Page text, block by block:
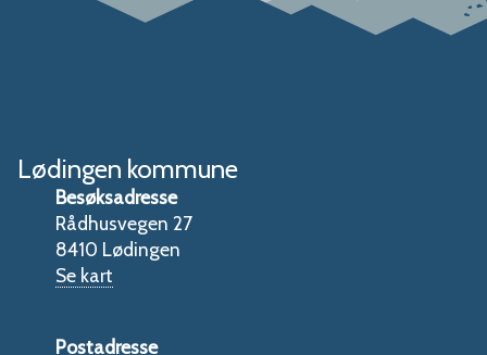
Lødingen kommune
Besøksadresse
Rådhusvegen 27
8410 Lødingen
Se kart
Postadresse